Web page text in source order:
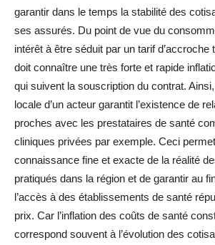
garantir dans le temps la stabilité des
ses assurés. Du point de vue du
intérêt à être séduit par un tarif
doit connaître une très forte et rapide
qui suivent la souscription du contrat. Ainsi,
locale d’un acteur garantit l’existence de
proches avec les prestataires de santé
cliniques privées par exemple. Ceci
connaissance fine et exacte de la réalité
pratiqués dans la région et de garantir au
l’accès à des établissements de santé
prix. Car l’inflation des coûts de santé
correspond souvent à l’évolution des